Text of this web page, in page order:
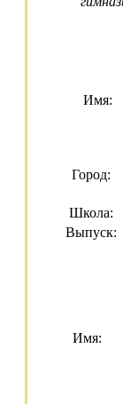
Имя:
Город:
Школа:
Выпуск:
Имя: